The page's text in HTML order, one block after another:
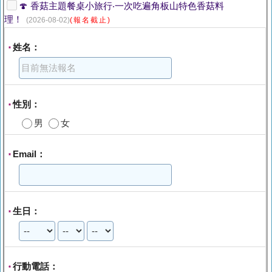
🍄 香菇主題餐桌小旅行‧一次吃遍角板山特色香菇料
理！
(2026-08-02)(報名截止)
* 姓名：
*性別：
男
女
* Email：
* 生日：
* 行動電話：